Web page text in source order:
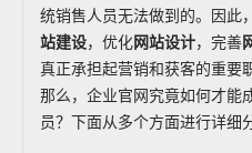
统销售人员无法做到的。因此
站建设，优化网站设计，完善
真正承担起营销和获客的重要
那么，企业官网究竟如何才能
员？下面从多个方面进行详细